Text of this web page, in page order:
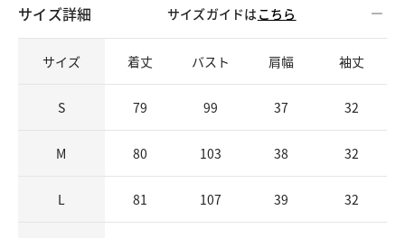
サイズ詳細 サイズガイドは こちら
サイズ 着丈 バスト 肩幅 袖丈
S 79 99 37 32
M 80 103 38 32
L 81 107 39 32